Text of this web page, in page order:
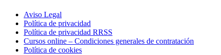
Aviso Legal
Política de privacidad
Política de privacidad RRSS
Cursos online – Condiciones generales de contratación
Política de cookies